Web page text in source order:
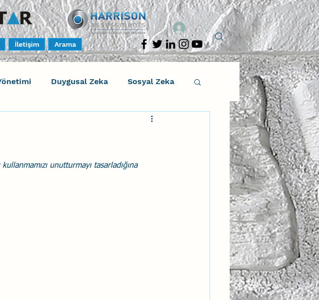
İletişim Arama
Giriş
Duygusal Zeka Sosyal Zeka
Davranış Yaratıcı Drama
unutturmayı tasarladığına